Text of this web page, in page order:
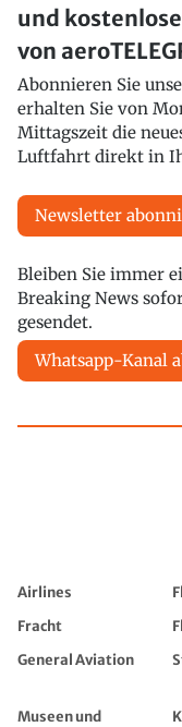
und
von
Abonnieren Sie
erhalten Sie von
Mittagszeit die
Luftfahrt direkt in
Newsletter
Bleiben Sie immer
Breaking News
gesendet.
Whatsapp-Kanal
Airlines
Fracht
General Aviation
Museen und